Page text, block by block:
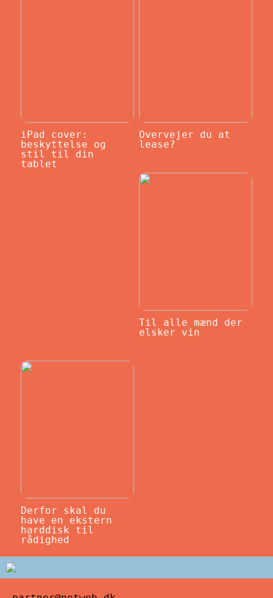
iPad cover:
beskyttelse og
stil til din
tablet
Overvejer du at
lease?
Til alle mænd der
elsker vin
Derfor skal du
have en ekstern
harddisk til
rådighed